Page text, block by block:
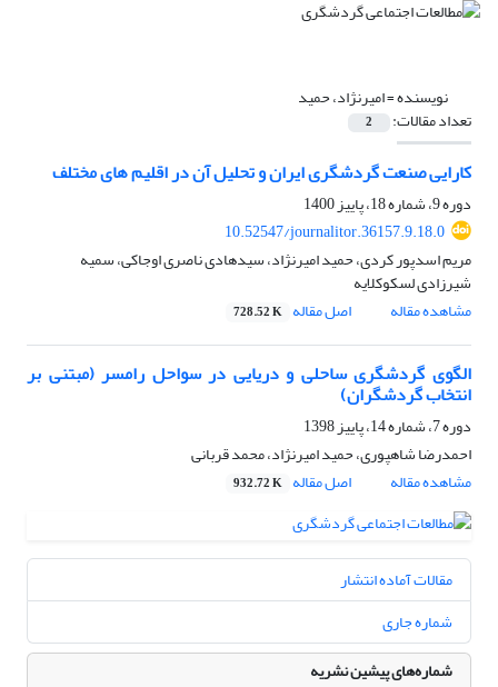
نویسنده =امیرنژاد، حمید
تعداد مقالات: 2
کارایی صنعت گردشگری ایران و تحلیل آن در اقلیم های مختلف
دوره 9، شماره 18، پاییز 1400
10.52547/journalitor.36157.9.18.0
مریم اسدپور کردی، حمید امیرنژاد، سیدهادی ناصری اوجاکی، سمیه
شیرزادی لسکوکلایه
مشاهده مقاله
اصل مقاله 728.52 K
الگوی گردشگری ساحلی و دریایی در سواحل رامسر (مبتنی بر
انتخاب گردشگران)
دوره 7، شماره 14، پاییز 1398
احمدرضا شاهپوری، حمید امیرنژاد، محمد قربانی
مشاهده مقاله
اصل مقاله 932.72 K
مقالات آماده انتشار
شماره جاری
شماره‌های پیشین نشریه